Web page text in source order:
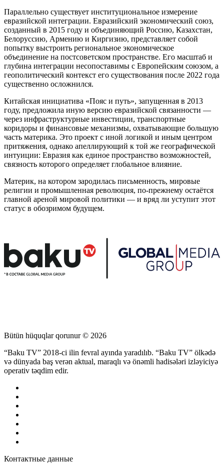
Параллельно существует институциональное измерение
евразийской интеграции. Евразийский экономический союз,
созданный в 2015 году и объединяющий Россию, Казахстан,
Белоруссию, Армению и Киргизию, представляет собой
попытку выстроить региональное экономическое
объединение на постсоветском пространстве. Его масштаб и
глубина интеграции несопоставимы с Европейским союзом, а
геополитический контекст его существования после 2022 года
существенно осложнился.
Китайская инициатива «Пояс и путь», запущенная в 2013
году, предложила иную версию евразийской связанности —
через инфраструктурные инвестиции, транспортные
коридоры и финансовые механизмы, охватывающие большую
часть материка. Это проект с иной логикой и иным центром
притяжения, однако апеллирующий к той же географической
интуиции: Евразия как единое пространство возможностей,
связность которого определяет глобальное влияние.
Материк, на котором зародилась письменность, мировые
религии и промышленная революция, по-прежнему остаётся
главной ареной мировой политики — и вряд ли уступит этот
статус в обозримом будущем.
Bütün hüquqlar qorunur © 2026
“Baku TV” 2018-ci ilin fevral ayında yaradılıb. “Baku TV” ölkədə
və dünyada baş verən aktual, maraqlı və önəmli hadisələri izləyiciyə
operativ təqdim edir.
Контактные данные